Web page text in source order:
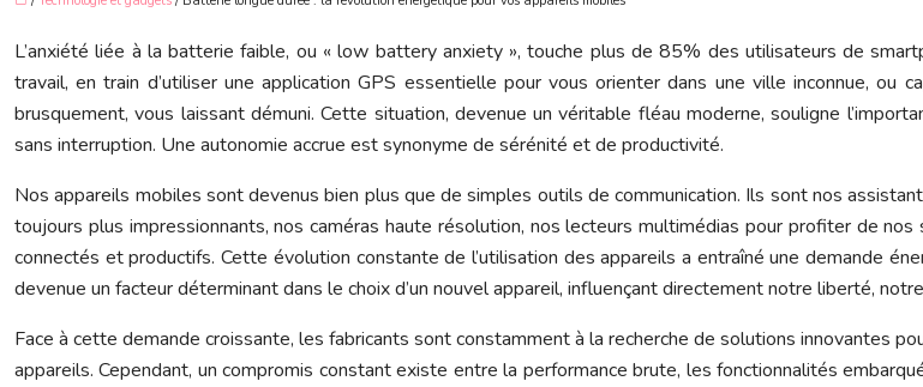
L’anxiété liée à la batterie faible, ou « low battery anxiety », touche plus de 85% des utilisateurs de
travail, en train d’utiliser une application GPS essentielle pour vous orienter dans une ville inconnue, ou
brusquement, vous laissant démuni. Cette situation, devenue un véritable fléau moderne, souligne
sans interruption. Une autonomie accrue est synonyme de sérénité et de productivité.
Nos appareils mobiles sont devenus bien plus que de simples outils de communication. Ils sont nos
toujours plus impressionnants, nos caméras haute résolution, nos lecteurs multimédias pour profiter de
connectés et productifs. Cette évolution constante de l’utilisation des appareils a entraîné une demande
devenue un facteur déterminant dans le choix d’un nouvel appareil, influençant directement notre liberté,
Face à cette demande croissante, les fabricants sont constamment à la recherche de solutions innovantes
appareils. Cependant, un compromis constant existe entre la performance brute, les fonctionnalités